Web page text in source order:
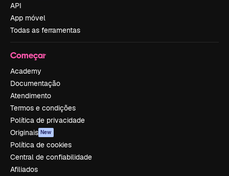
API
App móvel
Todas as ferramentas
Começar
Academy
Documentação
Atendimento
Termos e condições
Política de privacidade
Originais New
Política de cookies
Central de confiabilidade
Afiliados